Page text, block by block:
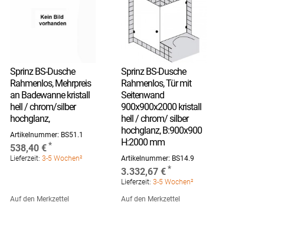
Sprinz BS-Dusche
Rahmenlos, Mehrpreis
an Badewanne kristall
hell / chrom/silber
hochglanz,
Artikelnummer: BS51.1
538,40 €
Lieferzeit: 3-5 Wochen²
Auf den Merkzettel
Sprinz BS-Dusche
Rahmenlos, Tür mit
Seitenwand
900x900x2000 kristall
hell / chrom/ silber
hochglanz, B:900x900
H:2000 mm
Artikelnummer: BS14.9
3.332,67 €
Lieferzeit: 3-5 Wochen²
Auf den Merkzettel